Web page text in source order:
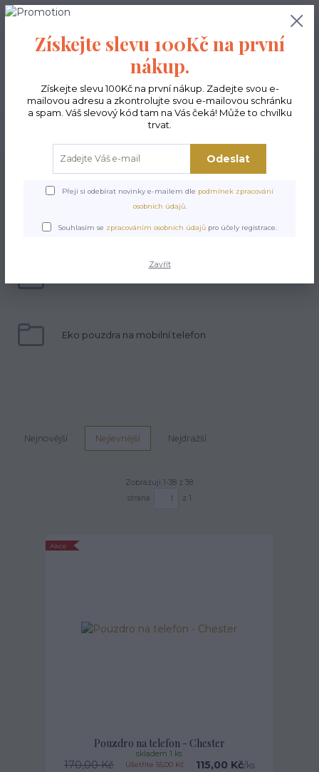
0,00 Kč
Úvod Doplňky Pouzdra na brýle nebo telefon
Pouzdra na brýle
nebo telefon
Eko pouzdra na mobilní telefon
Nejnovější Nejlevnější Nejdražší
Zobrazuji 1-38 z 38
strana
z 1
Akce
Pouzdro na telefon - Chester
170,00 Kč Ušetříte 55,00 Kč 115,00 Kč/ks
skladem 1 ks
Získejte slevu 100Kč na první
nákup.
Získejte slevu 100Kč na první nákup. Zadejte svou e-
mailovou adresu a zkontrolujte svou e-mailovou schránku
a spam. Váš slevový kód tam na Vás čeká! Může to chvilku
trvat.
Odeslat
Přeji si odebírat novinky e-mailem dle podmínek zpracování
osobních údajů.
Souhlasím se zpracováním osobních údajů pro účely registrace.
Zavřít